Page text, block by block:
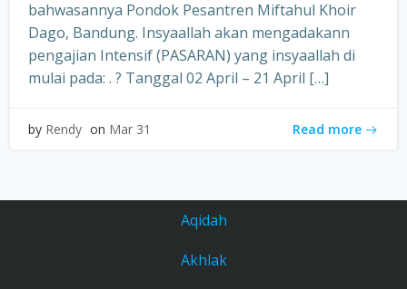
bahwasannya Pondok Pesantren Miftahul Khoir
Dago, Bandung. Insyaallah akan mengadakann
pengajian Intensif (PASARAN) yang insyaallah di
mulai pada: . ? Tanggal 02 April – 21 April […]
by Rendy on Mar 31 Read more
Aqidah
Akhlak